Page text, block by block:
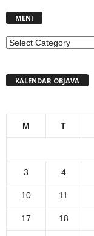
MENI
MENI
KALENDAR OBJAVA
M T
3 4
10 11
17 18